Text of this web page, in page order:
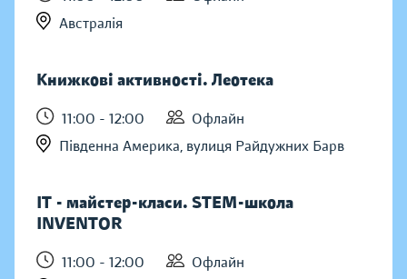
Австралія
Книжкові активності. Леотека
11:00 - 12:00
Офлайн
Південна Америка, вулиця Райдужних Барв
IT - майстер-класи. STEM-школа
INVENTOR
11:00 - 12:00
Офлайн